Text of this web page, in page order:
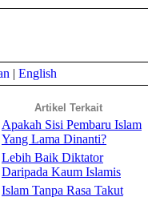
| English
Artikel Terkait
Apakah Sisi Pembaru Islam
Yang Lama Dinanti?
Lebih Baik Diktator
Daripada Kaum Islamis
Islam Tanpa Rasa Takut